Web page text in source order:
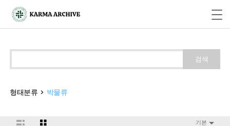
검색
형태분류 박물류
기본